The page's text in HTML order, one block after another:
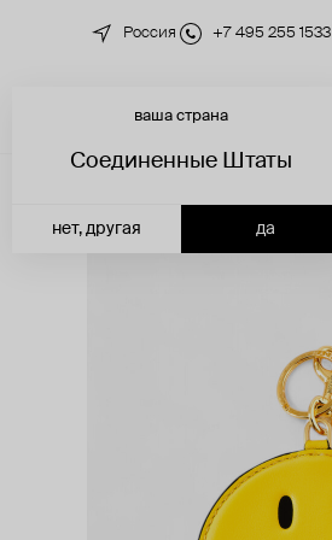
Россия +7 495 255 1533
новинкиваша страна
Соединенные Штаты
да
нет, другая